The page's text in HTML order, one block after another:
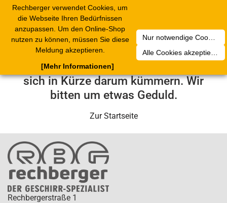
Rechberger verwendet Cookies, um
die Webseite Ihren Bedürfnissen
anzupassen. Um den Online-Shop
nutzen zu können, müssen Sie diese
Meldung akzeptieren.
Nur notwendige Cookies akzeptieren
Alle Cookies akzeptieren
[Mehr Informationen]
Leider ist ein technischer Fehler
aufgetreten. Unser Service-Team wird
sich in Kürze darum kümmern. Wir
bitten um etwas Geduld.
Zur Startseite
Rechbergerstraße 1